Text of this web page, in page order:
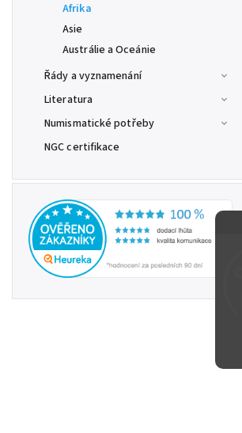
Afrika
Asie
Austrálie a Oceánie
Řády a vyznamenání
Literatura
Numismatické potřeby
NGC certifikace